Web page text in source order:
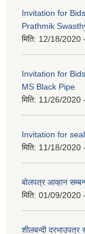
Invitation for
Prathmik
मिति: 12/18/2020
Invitation for
MS Black Pipe
मिति: 11/26/2020
Invitation for
मिति: 11/18/2020
बोलपत्र आव्हान
मिति: 01/09/2020
शीलबन्दी दरभाउपत्र